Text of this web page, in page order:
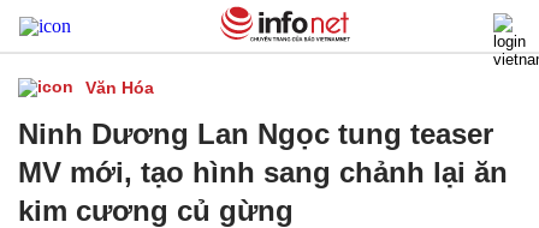
Văn Hóa
Ninh Dương Lan Ngọc tung teaser
MV mới, tạo hình sang chảnh lại ăn
kim cương củ gừng